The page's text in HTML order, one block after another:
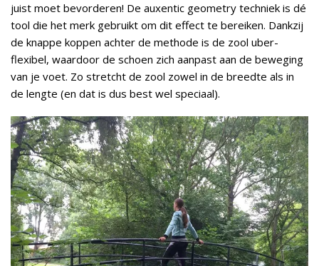
juist moet bevorderen! De auxentic geometry techniek is dé
tool die het merk gebruikt om dit effect te bereiken. Dankzij
de knappe koppen achter de methode is de zool uber-
flexibel, waardoor de schoen zich aanpast aan de beweging
van je voet. Zo stretcht de zool zowel in de breedte als in
de lengte (en dat is dus best wel speciaal).